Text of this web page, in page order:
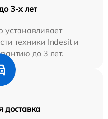
3-х лет
устанавливает
техники Indesit и
до 3 лет.
доставка